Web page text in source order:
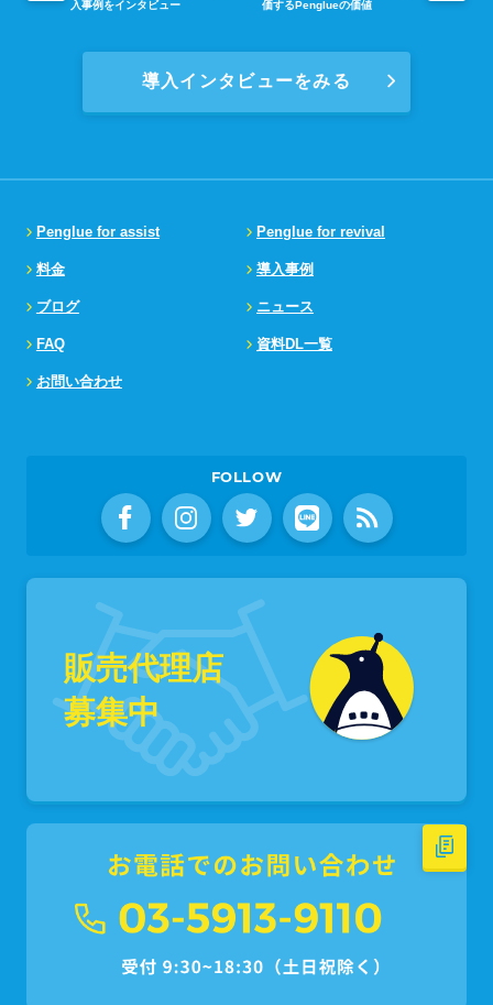
入事例をインタビュー
価するPenglueの価値
導入インタビューをみる
Penglue for assist Penglue for revival
料金 導入事例
ブログ ニュース
FAQ 資料DL一覧
お問い合わせ
FOLLOW
販売代理店
募集中